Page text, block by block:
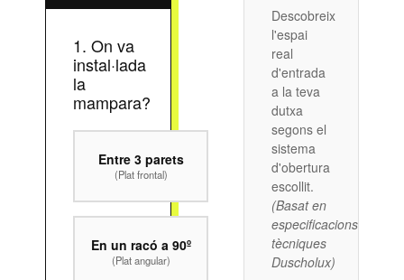
1. On va
instal·lada
la
mampara?
Entre 3 parets
(Plat frontal)
En un racó a 90º
(Plat angular)
Descobreix
l'espai
real
d'entrada
a la teva
dutxa
segons el
sistema
d'obertura
escollit.
(Basat en
especificacions
tècniques
Duscholux)